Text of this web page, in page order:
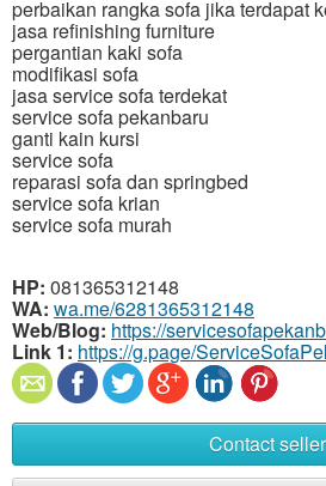
perbaikan rangka sofa jika terdapat
jasa refinishing furniture
pergantian kaki sofa
modifikasi sofa
jasa service sofa terdekat
service sofa pekanbaru
ganti kain kursi
service sofa
reparasi sofa dan springbed
service sofa krian
service sofa murah
HP: 081365312148
WA: wa.me/6281365312148
Web/Blog: https://
Link 1: https://g.page/
Contact seller